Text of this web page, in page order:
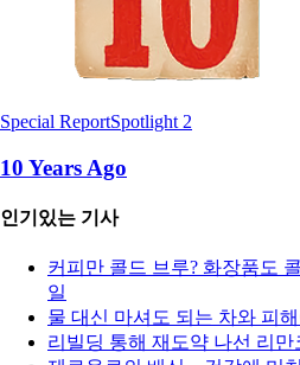
Special ReportSpotlight 2
10 Years Ago
인기있는 기사
커피만 콜드 브루? 화장품도
일
물 대신 마셔도 되는 차와 피
리빌딩 통해 재도약 나선 리만